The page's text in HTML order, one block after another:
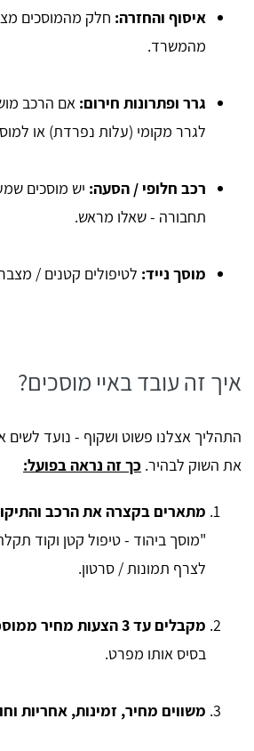
איסוף והחזרה: חלק מהמוסכים
מהמשרד.
גרר ופתרונות חירום: אם הרכב
לגרר מקומי (עלות נפרדת) או
רכב חלופי / הסעה: יש מוסכים
תחבורה - שאלו מראש.
מוסך נייד: לטיפולים קטנים /
איך זה עובד באיי מוסכים?
התהליך אצלנו פשוט ושקוף - נועד לשים
את השוק לבהיר. כך זה נראה בפועל:
מתארים בקצרה את הרכב
לצרף תמונות / סרטון.
מקבלים עד 3 הצעות מחיר ממוסכים זמינים ביהוד
בסיס אותו מפרט.
משווים מחיר, זמינות, אחריות